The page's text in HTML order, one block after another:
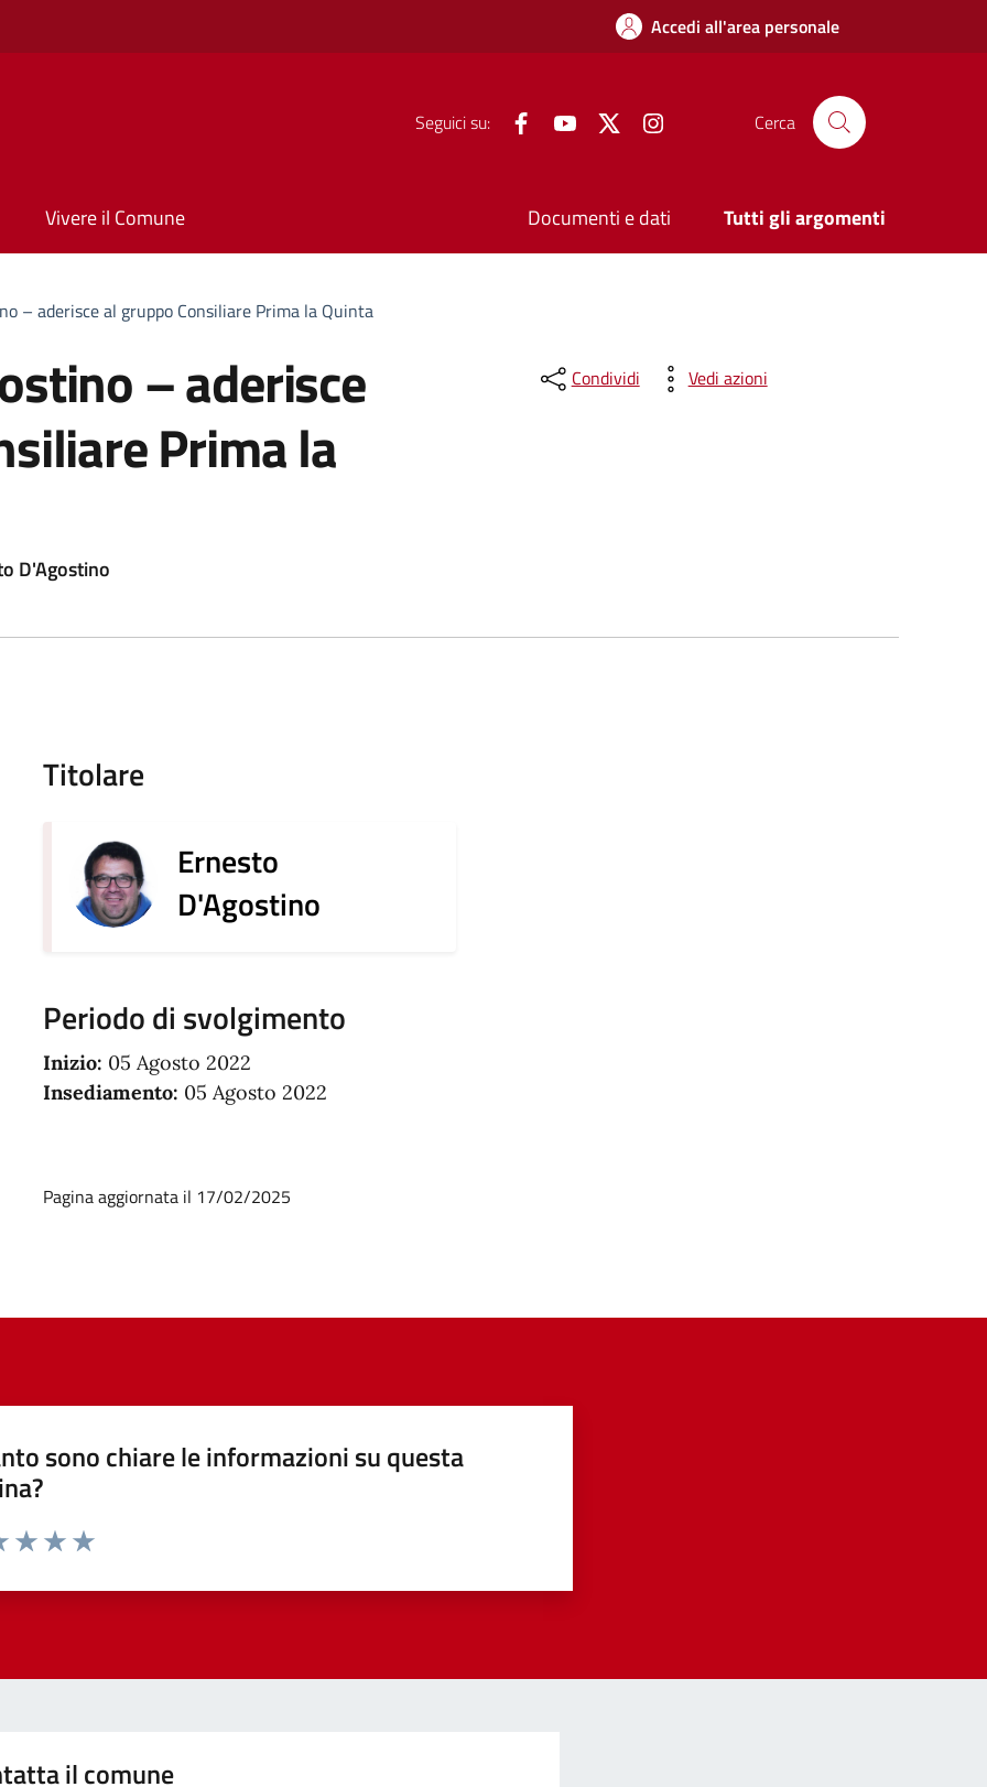
Accedi all'area personale
Seguici su: FacebookYouTube Twitter Cerca
Vivere il Comune Documenti e dati Tutti gli argomenti
– aderisce al gruppo Consiliare Prima la Quinta
– aderisce
Prima la
D'Agostino
Condividi Vedi azioni
Titolare
Ernesto
D'Agostino
Periodo di svolgimento
Inizio: 05 Agosto 2022
Insediamento: 05 Agosto 2022
Pagina aggiornata il 17/02/2025
sono chiare le informazioni su questa
il comune